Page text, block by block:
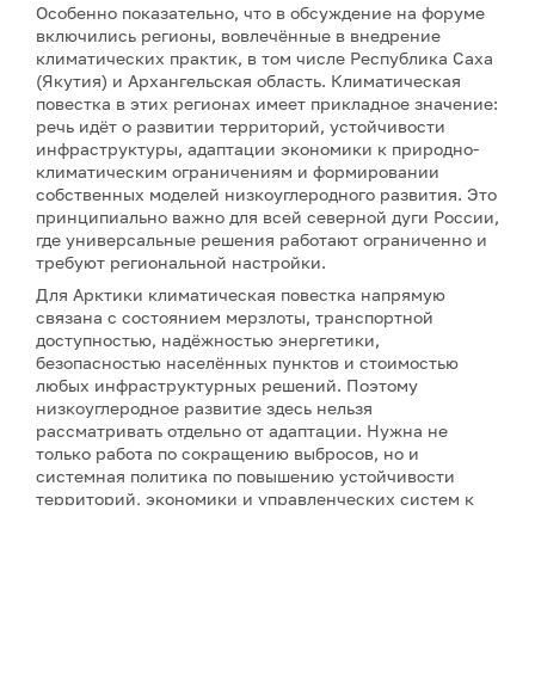
Особенно показательно, что в обсуждение на форуме
включились регионы, вовлечённые в внедрение
климатических практик, в том числе Республика Саха
(Якутия) и Архангельская область. Климатическая
повестка в этих регионах имеет прикладное значение:
речь идёт о развитии территорий, устойчивости
инфраструктуры, адаптации экономики к природно-
климатическим ограничениям и формировании
собственных моделей низкоуглеродного развития. Это
принципиально важно для всей северной дуги России,
где универсальные решения работают ограниченно и
требуют региональной настройки.
Для Арктики климатическая повестка напрямую
связана с состоянием мерзлоты, транспортной
доступностью, надёжностью энергетики,
безопасностью населённых пунктов и стоимостью
любых инфраструктурных решений. Поэтому
низкоуглеродное развитие здесь нельзя
рассматривать отдельно от адаптации. Нужна не
только работа по сокращению выбросов, но и
системная политика по повышению устойчивости
территорий, экономики и управленческих систем к